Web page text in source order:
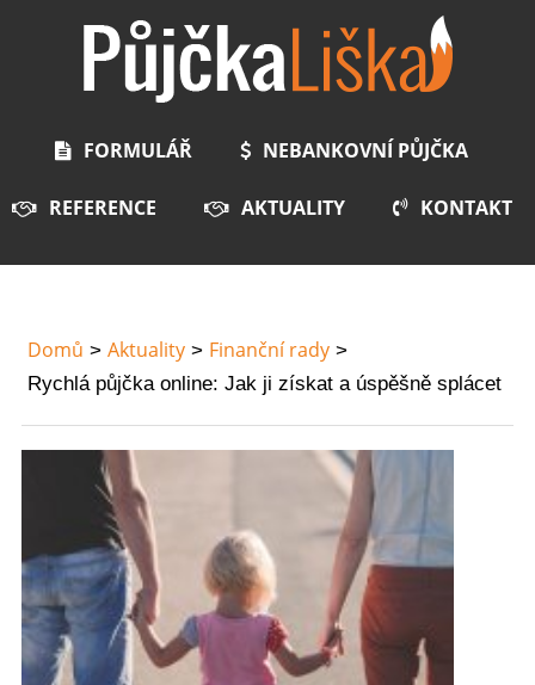
FORMULÁŘ NEBANKOVNÍ PŮJČKA
REFERENCE AKTUALITY KONTAKT
Domů Aktuality Finanční rady
Rychlá půjčka online: Jak ji získat a úspěšně splácet